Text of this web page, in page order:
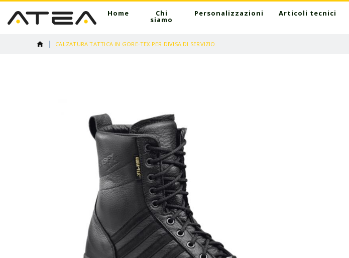
Home Chi
siamo
Personalizzazioni Articoli tecnici
CALZATURA TATTICA IN GORE-TEX PER DIVISA DI SERVIZIO